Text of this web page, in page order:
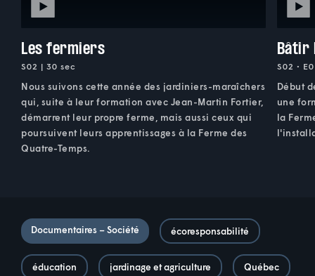
Les fermiers
S02 | 30 sec
Nous suivons cette année des jardiniers-maraîchers
qui, suite à leur formation avec Jean-Martin Fortier,
démarrent leur propre ferme, mais aussi ceux qui
poursuivent leurs apprentissages à la Ferme des
Quatre-Temps.
Bâtir
S02 •
Début
une
la
Documentaires – Société écoresponsabilité
éducation jardinage et agriculture Québec